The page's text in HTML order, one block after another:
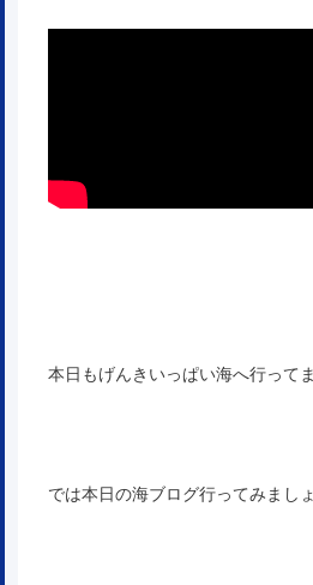
本日もげんきいっぱい海へ行って
では本日の海ブログ行ってみまし